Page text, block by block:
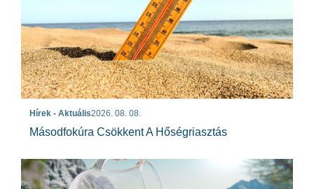
Hírek - Aktuális2026. 08. 08.
Másodfokúra Csökkent A Hőségriasztás